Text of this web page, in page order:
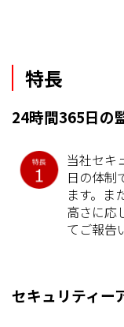
特長
24時間365日の
当社セキ
日の体制
ます。ま
高さに応
てご報告
セキュリティー